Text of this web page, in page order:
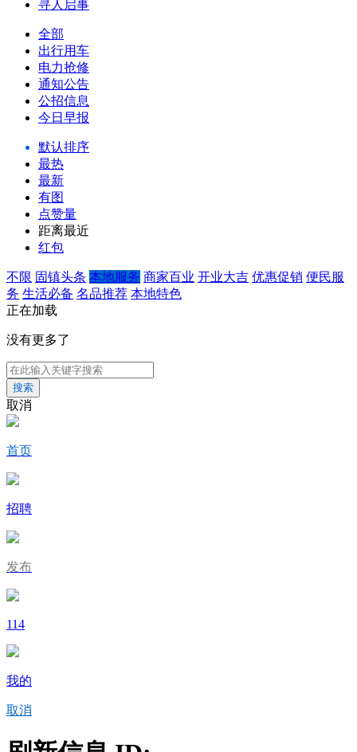
寻人启事
全部
出行用车
电力抢修
通知公告
公招信息
今日早报
默认排序
最热
最新
有图
点赞量
距离最近
红包
不限 固镇头条 本地服务 商家百业 开业大吉 优惠促销 便民服
务 生活必备 名品推荐 本地特色
正在加载
没有更多了
搜索
取消
首页
招聘
发布
114
我的
取消